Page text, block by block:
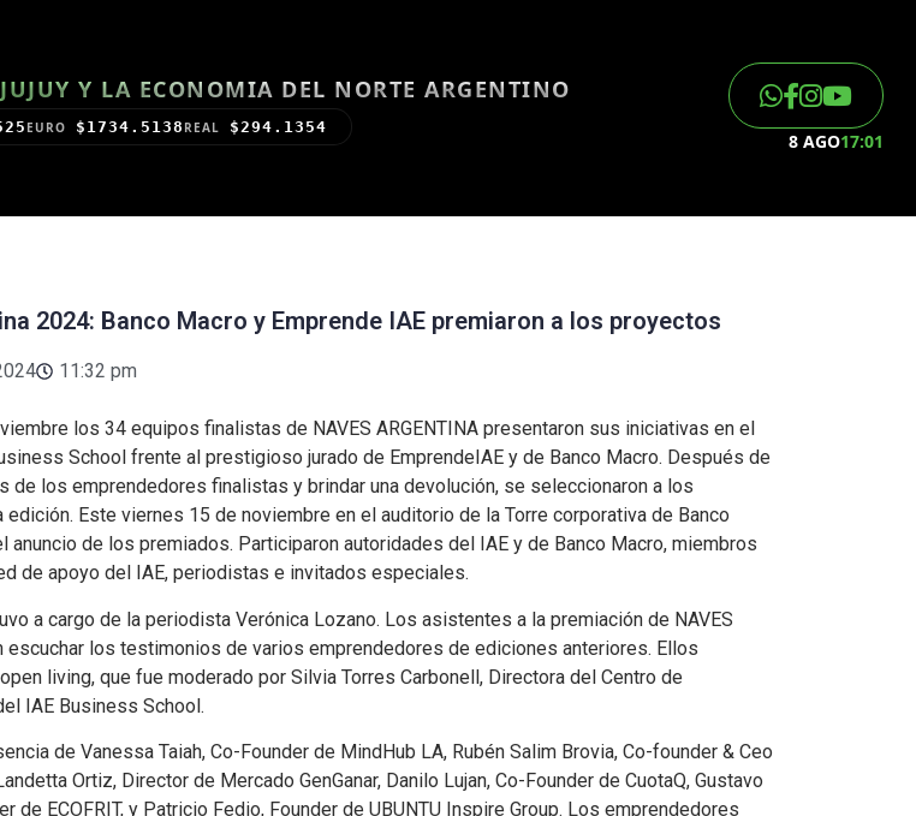
Y LA ECONOMIA DEL NORTE ARGENTINO
EURO $1734.5138 REAL $294.1354
8 AGO17:01
2024: Banco Macro y Emprende IAE premiaron a los proyectos
11:32 pm
los 34 equipos finalistas de NAVES ARGENTINA presentaron sus iniciativas en el
School frente al prestigioso jurado de EmprendeIAE y de Banco Macro. Después de
de los emprendedores finalistas y brindar una devolución, se seleccionaron a los
Este viernes 15 de noviembre en el auditorio de la Torre corporativa de Banco
anuncio de los premiados. Participaron autoridades del IAE y de Banco Macro, miembros
de apoyo del IAE, periodistas e invitados especiales.
a cargo de la periodista Verónica Lozano. Los asistentes a la premiación de NAVES
escuchar los testimonios de varios emprendedores de ediciones anteriores. Ellos
living, que fue moderado por Silvia Torres Carbonell, Directora del Centro de
IAE Business School.
de Vanessa Taiah, Co-Founder de MindHub LA, Rubén Salim Brovia, Co-founder & Ceo
Ortiz, Director de Mercado GenGanar, Danilo Lujan, Co-Founder de CuotaQ, Gustavo
de ECOFRIT, y Patricio Fedio, Founder de UBUNTU Inspire Group. Los emprendedores